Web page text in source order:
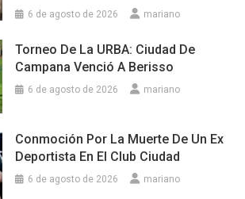
6 de agosto de 2026 mariano
Torneo De La URBA: Ciudad De
Campana Venció A Berisso
6 de agosto de 2026 mariano
Conmoción Por La Muerte De Un Ex
Deportista En El Club Ciudad
6 de agosto de 2026 mariano